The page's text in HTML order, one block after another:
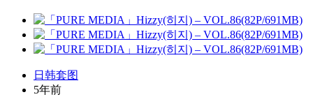
日韩套图
5年前